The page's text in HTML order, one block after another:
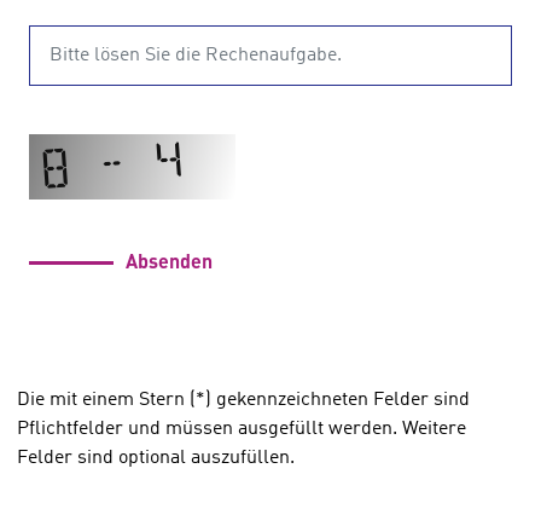
Absenden
Die mit einem Stern (*) gekennzeichneten Felder sind
Pflichtfelder und müssen ausgefüllt werden. Weitere
Felder sind optional auszufüllen.